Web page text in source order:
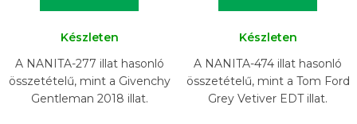
Készleten
A NANITA-277 illat hasonló
összetételű, mint a Givenchy
Gentleman 2018 illat.
Készleten
A NANITA-474 illat hasonló
összetételű, mint a Tom Ford
Grey Vetiver EDT illat.